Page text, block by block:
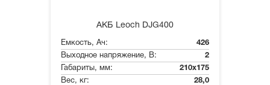
АКБ Leoch DJG400
Емкость, Ач:
426
Выходное напряжение, В:
2
Габариты, мм:
210x175
Вес, кг:
28,0